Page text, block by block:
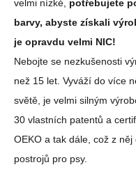
velmi nízké, potřebujete
barvy, abyste získali
je opravdu velmi NIC!
Nebojte se nezkušenosti
než 15 let. Vyváží do více
světě, je velmi silným
30 vlastních patentů a
OEKO a tak dále, což z
postrojů pro psy.